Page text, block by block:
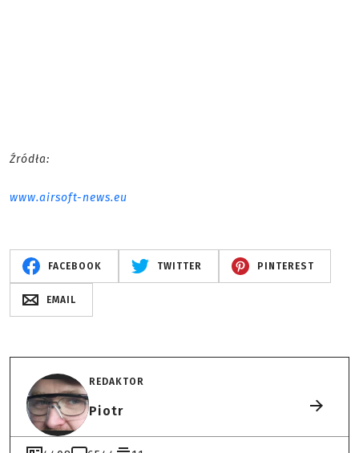
Źródła:
www.airsoft-news.eu
FACEBOOK TWITTER PINTEREST
EMAIL
REDAKTOR
Piotr